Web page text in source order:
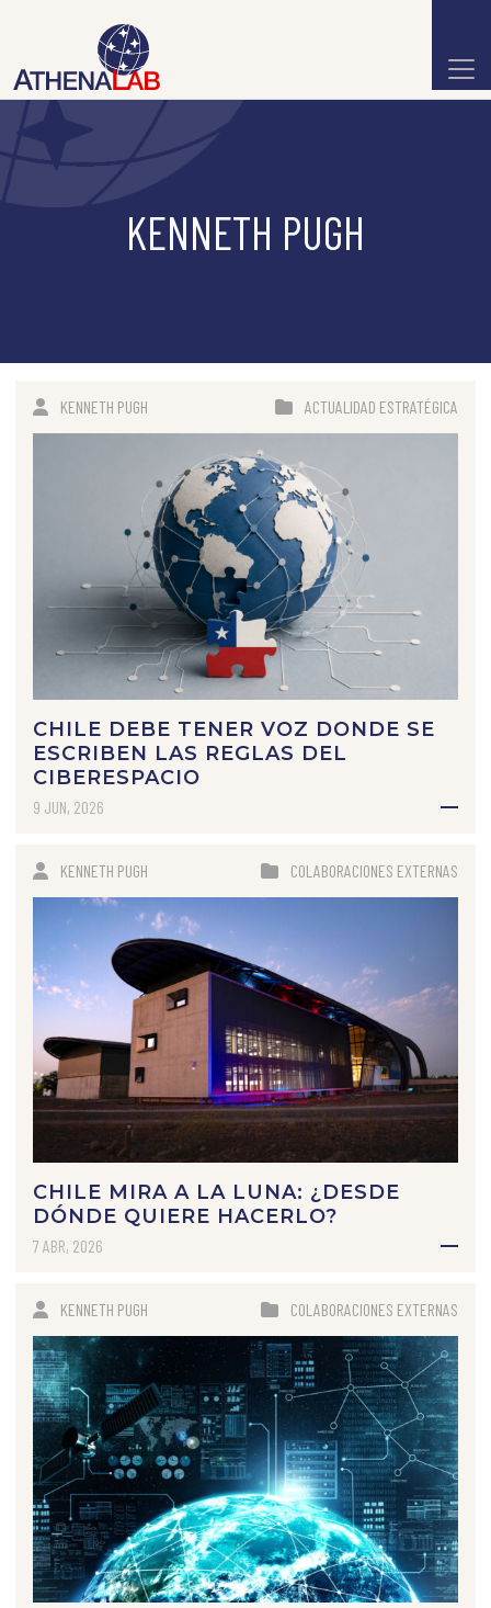
KENNETH PUGH
KENNETH PUGH ACTUALIDAD ESTRATÉGICA
CHILE DEBE TENER VOZ DONDE SE
ESCRIBEN LAS REGLAS DEL
CIBERESPACIO
9 JUN, 2026
KENNETH PUGH COLABORACIONES EXTERNAS
CHILE MIRA A LA LUNA: ¿DESDE
DÓNDE QUIERE HACERLO?
7 ABR, 2026
KENNETH PUGH COLABORACIONES EXTERNAS